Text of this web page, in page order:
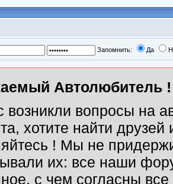
Запомнить: Да
Автолюбитель
возникли вопросы на
хотите найти
! Мы не
их: все наши
с чем согласны